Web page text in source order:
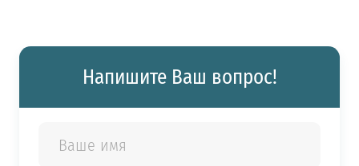
Напишите Ваш вопрос!